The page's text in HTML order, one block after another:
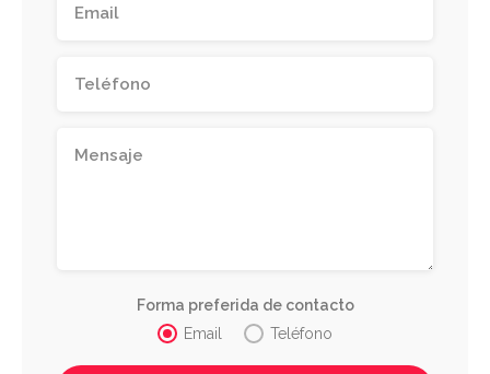
Forma preferida de contacto
Email
Teléfono